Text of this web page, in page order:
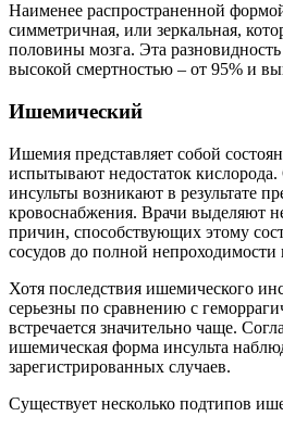
Наименее распространенной
симметричная, или зеркальная,
половины мозга. Эта разновидность
высокой смертностью – от 95% и
Ишемический
Ишемия представляет собой
испытывают недостаток
инсульты возникают в результате
кровоснабжения. Врачи выделяют
причин, способствующих этому
сосудов до полной непроходимости
Хотя последствия ишемического
серьезны по сравнению с
встречается значительно чаще.
ишемическая форма инсульта
зарегистрированных случаев.
Существует несколько подтипов